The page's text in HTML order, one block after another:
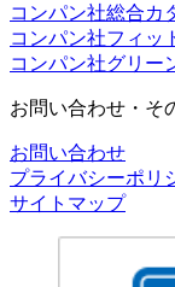
コンパン社総合カ
コンパン社フィッ
コンパン社グリー
お問い合わせ・そ
お問い合わせ
プライバシーポリ
サイトマップ